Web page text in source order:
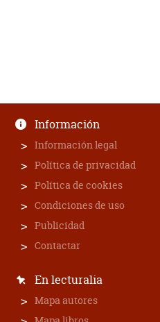
Información
Información legal
Política de privacidad
Política de cookies
Condiciones de uso
Publicidad
Contactar
En lecturalia
Mapa autores